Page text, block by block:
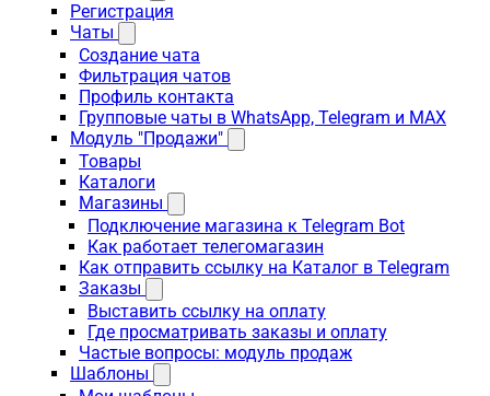
Регистрация
Чаты
Создание чата
Фильтрация чатов
Профиль контакта
Групповые чаты в WhatsApp, Telegram и MAX
Модуль "Продажи"
Товары
Каталоги
Магазины
Подключение магазина к Telegram Bot
Как работает телегомагазин
Как отправить ссылку на Каталог в Telegram
Заказы
Выставить ссылку на оплату
Где просматривать заказы и оплату
Частые вопросы: модуль продаж
Шаблоны